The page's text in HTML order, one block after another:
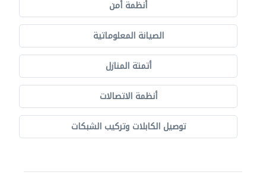
أنظمة أمن
الصيانة المعلوماتية
أتمتة المنازل
أنظمة الاتصالات
توصيل الكابلات وتركيب الشبكات